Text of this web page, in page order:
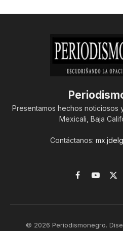
Presentamos hechos noticiosos
Mexicali, Baja
Contáctanos:
Facebook
YouTube
X
© 2026 Periodismonegro.